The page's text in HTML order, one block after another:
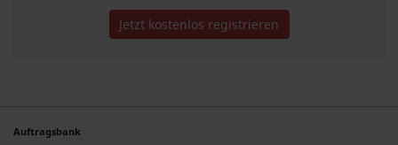
Jetzt kostenlos registrieren
Auftragsbank